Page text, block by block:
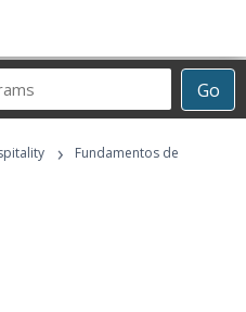
Go
›
Fundamentos de